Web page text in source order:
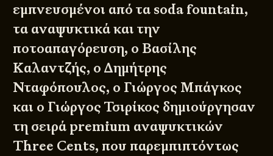
εμπνευσμένοι από τα soda fountain,
τα αναψυκτικά και την
ποτοαπαγόρευση, ο Βασίλης
Καλαντζής, ο Δημήτρης
Νταφόπουλος, ο Γιώργος Μπάγκος
και ο Γιώργος Τσιρίκος δημιούργησαν
τη σειρά premium αναψυκτικών
Three Cents, που παρεμπιπτόντως